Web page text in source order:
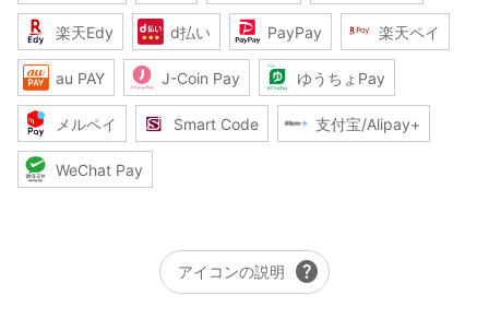
楽天Edy d払い PayPay 楽天ペイ
au PAY J-Coin Pay ゆうちょPay
メルペイ Smart Code 支付宝/Alipay+
WeChat Pay
アイコンの説明 help